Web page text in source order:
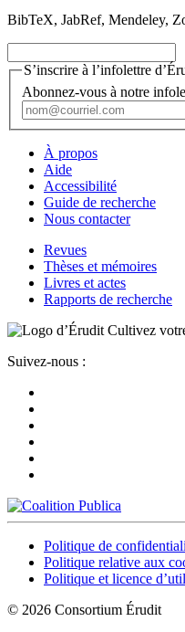
BibTeX, JabRef, Mendeley,
S’inscrire à l’infolettre
Abonnez-vous à notre
À propos
Aide
Accessibilité
Guide de recherche
Nous contacter
Revues
Thèses et mémoires
Livres et actes
Rapports de recherche
Cultivez
Suivez-nous :
Politique de
Politique relative aux
Politique et licence
© 2026 Consortium Érudit